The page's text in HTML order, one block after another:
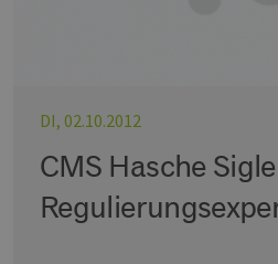
DI, 02.10.2012
CMS Hasche